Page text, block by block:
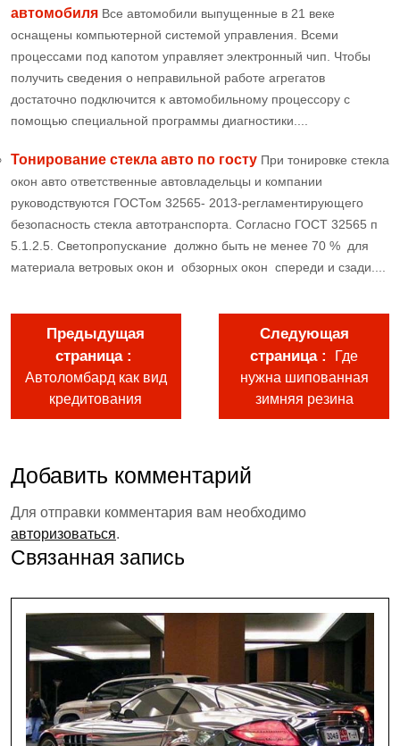
автомобиля Все автомобили выпущенные в 21 веке
оснащены компьютерной системой управления. Всеми
процессами под капотом управляет электронный чип. Чтобы
получить сведения о неправильной работе агрегатов
достаточно подключится к автомобильному процессору с
помощью специальной программы диагностики....
Тонирование стекла авто по госту При тонировке стекла
окон авто ответственные автовладельцы и компании
руководствуются ГОСТом 32565- 2013-регламентирующего
безопасность стекла автотранспорта. Согласно ГОСТ 32565 п
5.1.2.5. Светопропускание должно быть не менее 70 % для
материала ветровых окон и обзорных окон спереди и сзади....
Предыдущая
страница
Автоломбард как вид
кредитования
Следующая
страница
Где
нужна шипованная
зимняя резина
Добавить комментарий
Для отправки комментария вам необходимо
авторизоваться.
Связанная запись